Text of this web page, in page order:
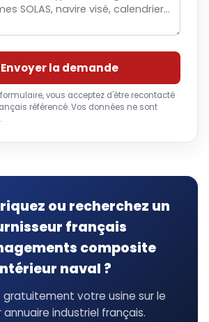
la demande
vous acceptez d'être recontacté
référencé. Vos données ne sont
ou recherchez un
français
composite
naval ?
gratuitement votre usine sur le
annuaire industriel français.